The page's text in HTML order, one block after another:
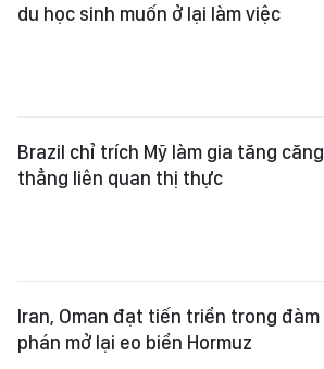
du học sinh muốn ở lại làm việc
Brazil chỉ trích Mỹ làm gia tăng căng
thẳng liên quan thị thực
Iran, Oman đạt tiến triển trong đàm
phán mở lại eo biển Hormuz